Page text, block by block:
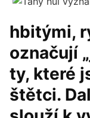
hbitými,
označují
ty, které
štětci.